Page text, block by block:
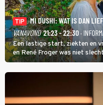
TIP
MI DUSHI: WAT IS DAN
VANAVOND 21:23 - 22:30 ·
Een lastige start, ziekten en
en René Froger was niet
Wat Is Dan Liefde? neemt
uit vissen om het over de